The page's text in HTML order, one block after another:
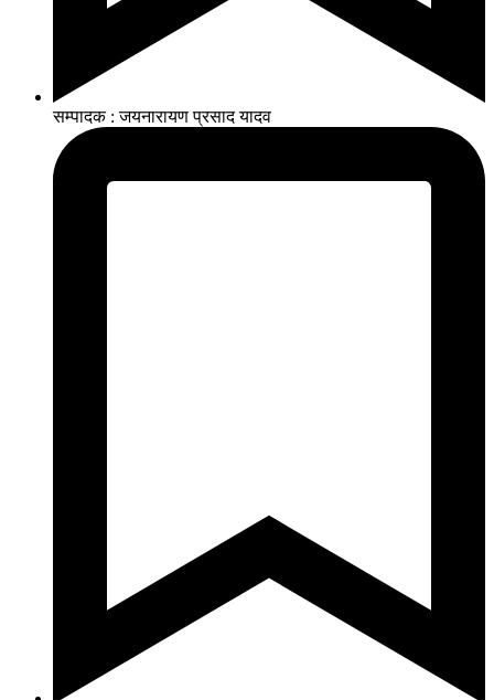
सम्पादक : जयनारायण प्रसाद यादव